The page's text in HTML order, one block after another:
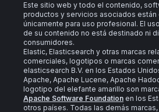
Este sitio web y todo el contenido,
productos y servicios asociados están
únicamente para uso profesional. El
de su contenido no está destinado ni
consumidores.
Elastic, Elasticsearch y otras marcas
comerciales, logotipos o marcas
elasticsearch B.V. en los Estados
Apache, Apache Lucene, Apache
logotipo del elefante amarillo son
Apache Software Foundation en los
otros países. Todas las demás